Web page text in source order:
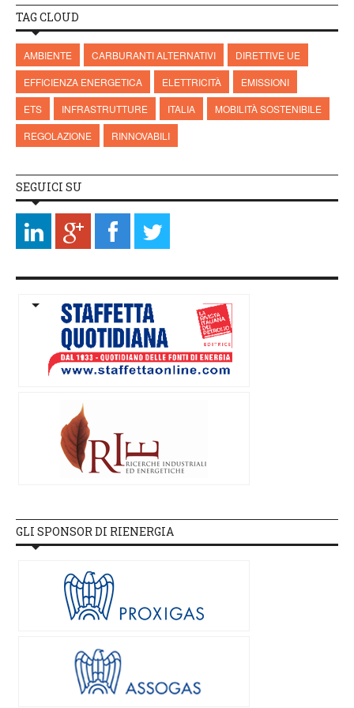
TAG CLOUD
AMBIENTE CARBURANTI ALTERNATIVI
DIRETTIVE UE
EFFICIENZA ENERGETICA
ELETTRICITÀ
EMISSIONI
ETS
INFRASTRUTTURE ITALIA
MOBILITÀ SOSTENIBILE
REGOLAZIONE
RINNOVABILI
SEGUICI SU
GLI SPONSOR DI RIENERGIA